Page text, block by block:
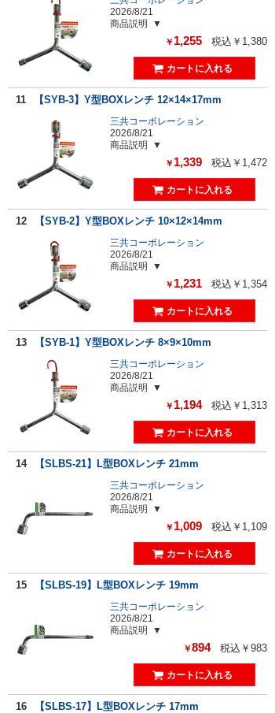
2026/8/21
商品説明
￥ 1,255 税込￥1,380
11 【SYB-3】Y型BOXレンチ 12×14×17mm
三共コーポレーション
2026/8/21
商品説明
￥ 1,339 税込￥1,472
12 【SYB-2】Y型BOXレンチ 10×12×14mm
三共コーポレーション
2026/8/21
商品説明
￥ 1,231 税込￥1,354
13 【SYB-1】Y型BOXレンチ 8×9×10mm
三共コーポレーション
2026/8/21
商品説明
￥ 1,194 税込￥1,313
14 【SLBS-21】L型BOXレンチ 21mm
三共コーポレーション
2026/8/21
商品説明
￥ 1,009 税込￥1,109
15 【SLBS-19】L型BOXレンチ 19mm
三共コーポレーション
2026/8/21
商品説明
￥894 税込￥983
16 【SLBS-17】L型BOXレンチ 17mm